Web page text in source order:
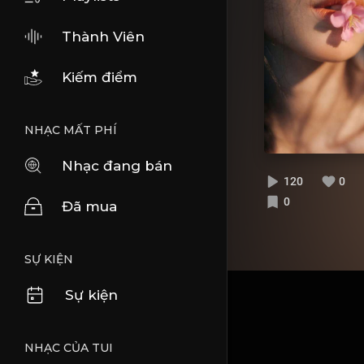
Thành Viên
Kiếm điểm
NHẠC MẤT PHÍ
Nhạc đang bán
Đã mua
SỰ KIỆN
Sự kiện
NHẠC CỦA TUI
120
0
0